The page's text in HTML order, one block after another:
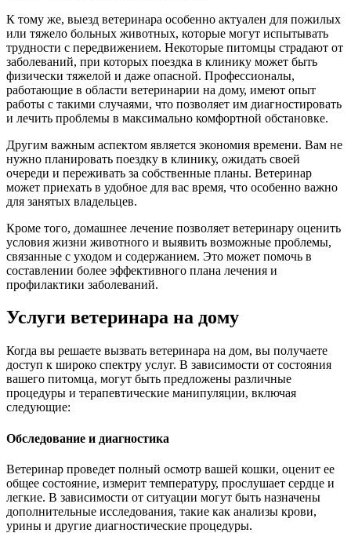
К тому же, выезд ветеринара особенно актуален для пожилых
или тяжело больных животных, которые могут испытывать
трудности с передвижением. Некоторые питомцы страдают от
заболеваний, при которых поездка в клинику может быть
физически тяжелой и даже опасной. Профессионалы,
работающие в области ветеринарии на дому, имеют опыт
работы с такими случаями, что позволяет им диагностировать
и лечить проблемы в максимально комфортной обстановке.
Другим важным аспектом является экономия времени. Вам не
нужно планировать поездку в клинику, ожидать своей
очереди и переживать за собственные планы. Ветеринар
может приехать в удобное для вас время, что особенно важно
для занятых владельцев.
Кроме того, домашнее лечение позволяет ветеринару оценить
условия жизни животного и выявить возможные проблемы,
связанные с уходом и содержанием. Это может помочь в
составлении более эффективного плана лечения и
профилактики заболеваний.
Услуги ветеринара на дому
Когда вы решаете вызвать ветеринара на дом, вы получаете
доступ к широко спектру услуг. В зависимости от состояния
вашего питомца, могут быть предложены различные
процедуры и терапевтические манипуляции, включая
следующие:
Обследование и диагностика
Ветеринар проведет полный осмотр вашей кошки, оценит ее
общее состояние, измерит температуру, прослушает сердце и
легкие. В зависимости от ситуации могут быть назначены
дополнительные исследования, такие как анализы крови,
урины и другие диагностические процедуры.